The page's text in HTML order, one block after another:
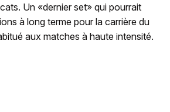
Un «dernier set» qui pourrait
à long terme pour la carrière du
aux matches à haute intensité.